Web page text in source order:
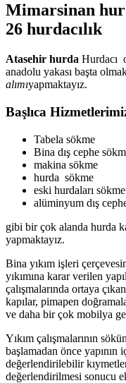
Mimarsinan
26 hurdacılık
Atasehir hurda Hurdacı
anadolu yakası başta
alımıyapmaktayız.
Başlıca
Tabela sökme
Bina dış cephe
makina sökme
hurda sökme
eski hurdaları sökme
alüminyum dış
gibi bir çok alanda hurda
yapmaktayız.
Bina yıkım işleri
yıkımına karar verilen
çalışmalarında ortaya
kapılar, pimapen
ve daha bir çok mobilya
Yıkım çalışmalarının
başlamadan önce
değerlendirilebilir
değerlendirilmesi sonucu